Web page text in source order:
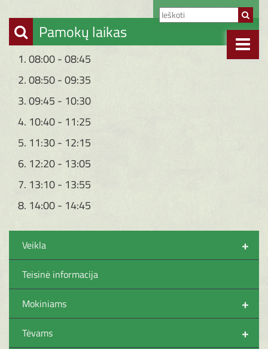
Pamokų laikas
1. 08:00 - 08:45
2. 08:50 - 09:35
3. 09:45 - 10:30
4. 10:40 - 11:25
5. 11:30 - 12:15
6. 12:20 - 13:05
7. 13:10 - 13:55
8. 14:00 - 14:45
+
Veikla
Teisinė informacija
+
Mokiniams
+
Tėvams